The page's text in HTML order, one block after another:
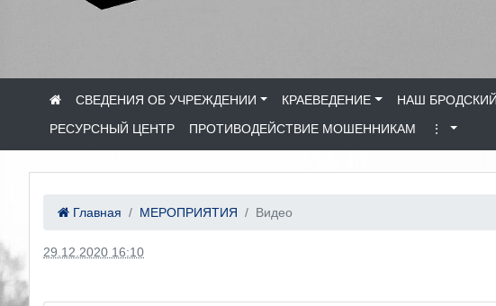
СВЕДЕНИЯ ОБ УЧРЕЖДЕНИИ КРАЕВЕДЕНИЕ НАШ БРОДСКИЙ
РЕСУРСНЫЙ ЦЕНТР
ПРОТИВОДЕЙСТВИЕ МОШЕННИКАМ ⋮
Главная МЕРОПРИЯТИЯ Видео
29.12.2020 16:10